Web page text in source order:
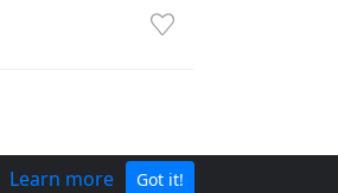
Learn more Got it!